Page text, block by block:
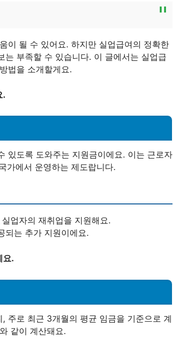
이 될 수 있어요. 하지만 실업급여의 정확한
는 부족할 수 있습니다. 이 글에서는 실업급
법을 소개할게요.
.
있도록 도와주는 지원금이에요. 이는 근로자
가에서 운영하는 제도랍니다.
업자의 재취업을 지원해요.
되는 추가 지원이에요.
요.
주로 최근 3개월의 평균 임금을 기준으로 계
같이 계산돼요.